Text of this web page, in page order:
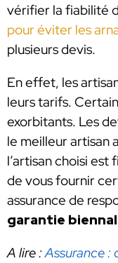
vérifier la fiabilité
pour éviter les
plusieurs devis.
En effet, les
leurs tarifs.
exorbitants. Les
le meilleur artisan
l’artisan choisi
de vous fournir
assurance de
garantie
A lire :Assurance :